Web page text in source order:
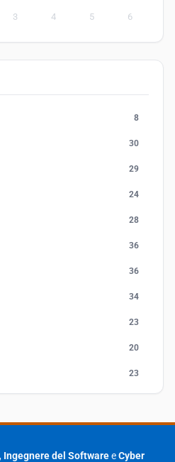
3 4 5 6
8
30
29
24
28
36
36
34
23
20
23
1
23
, Ingegnere del SoftwareeCyber